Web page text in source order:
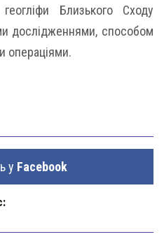
Близького Сходу
дослідженнями, способом
операціями.
у Facebook